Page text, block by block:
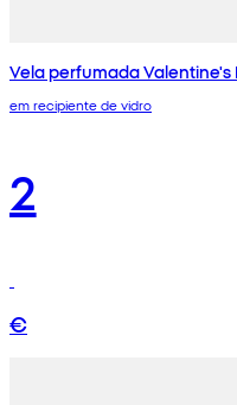
Vela perfumada Valentine's
em recipiente de vidro
2
€